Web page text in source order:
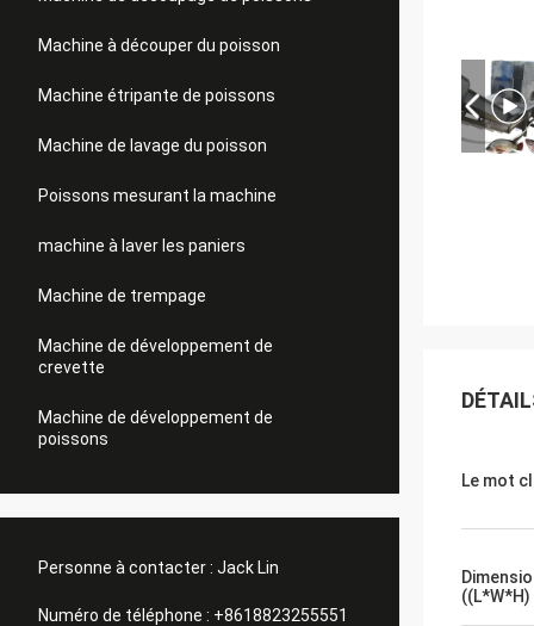
Machine à découper du poisson
Machine étripante de poissons
Machine de lavage du poisson
Poissons mesurant la machine
machine à laver les paniers
Machine de trempage
Machine de développement de
crevette
Machine de développement de
poissons
Personne à contacter : Jack Lin
Numéro de téléphone : +8618823255551
Le mot
((L*W*H)